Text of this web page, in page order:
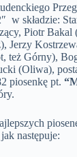
w składzie:
Piotr Bakal
Jerzy
też Górny),
(Oliwa),
piosenkę pt.
następuje: